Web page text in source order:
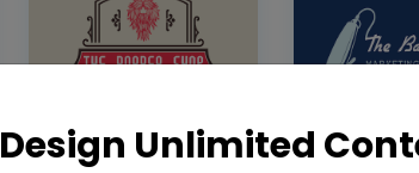
Design Unlimited